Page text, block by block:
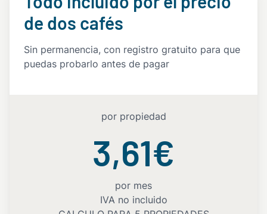
de dos cafés
Sin permanencia, con registro gratuito para que
puedas probarlo antes de pagar
por propiedad
3,61€
por mes
IVA no incluido